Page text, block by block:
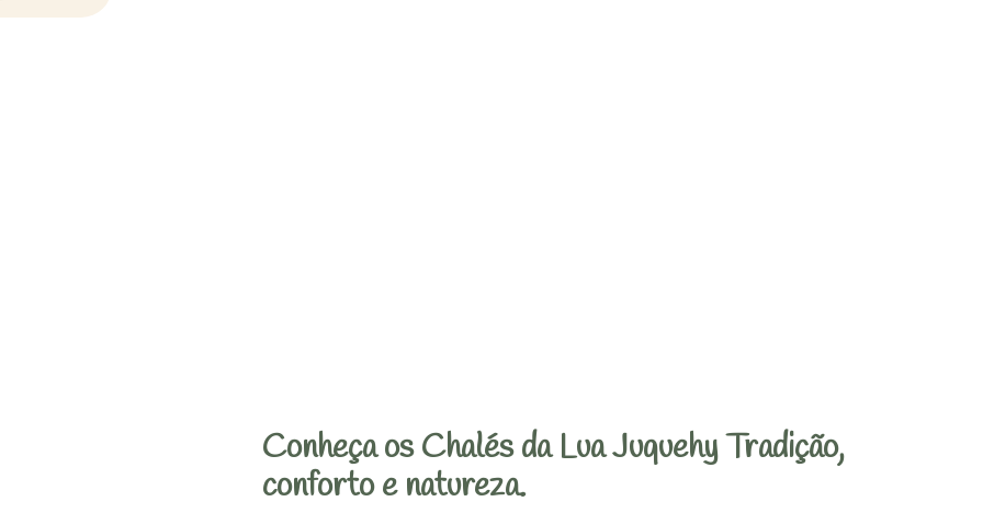
Conheça os Chalés da Lua Juquehy Tradição,
conforto e natureza.